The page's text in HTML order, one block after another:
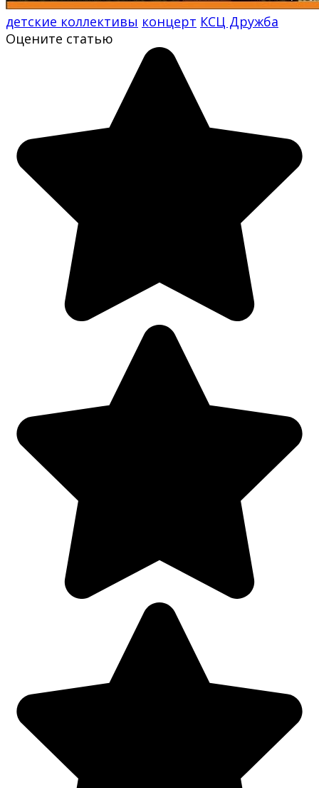
детские коллективы концерт КСЦ Дружба
Оцените статью